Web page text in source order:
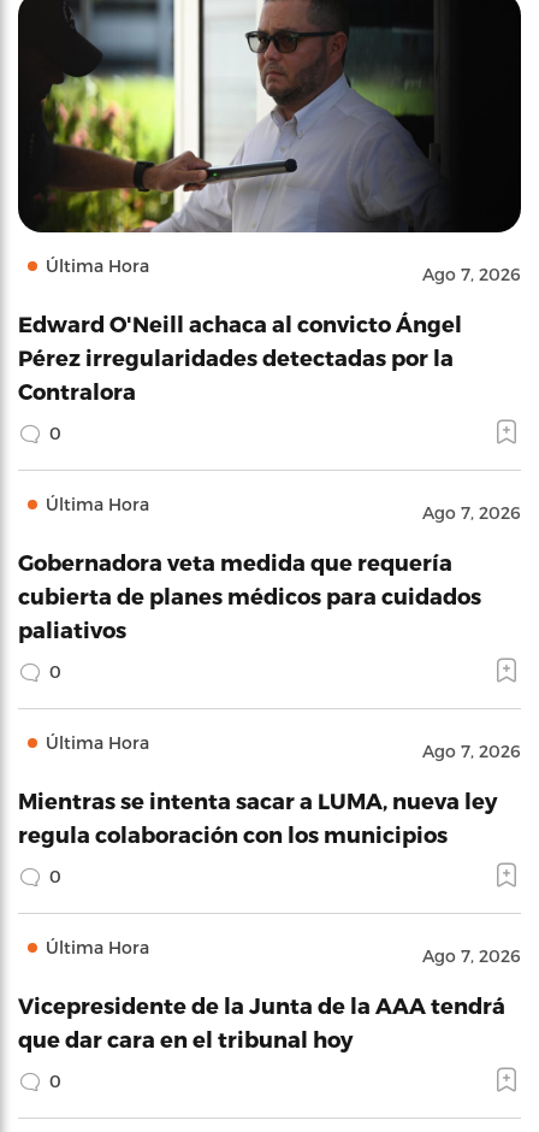
Última Hora Ago 7, 2026
Edward O'Neill achaca al convicto Ángel
Pérez irregularidades detectadas por la
Contralora
0
Última Hora Ago 7, 2026
Gobernadora veta medida que requería
cubierta de planes médicos para cuidados
paliativos
0
Última Hora Ago 7, 2026
Mientras se intenta sacar a LUMA, nueva ley
regula colaboración con los municipios
0
Última Hora Ago 7, 2026
Vicepresidente de la Junta de la AAA tendrá
que dar cara en el tribunal hoy
0